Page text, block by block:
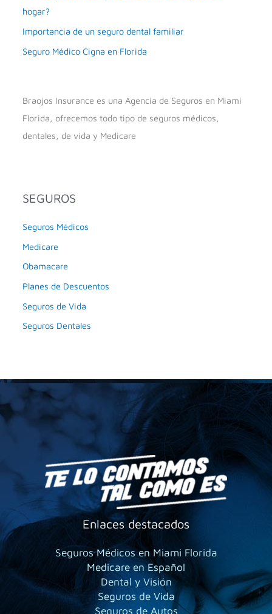
hogar?
Importancia de un seguro dental familiar
Seguro Médico Cigna en Florida
Braojos Insurance es una Agencia de Seguros en Miami
Florida, ofrecemos todo tipo de seguros médicos,
dentales, de vida y Medicare
SEGUROS
Seguros Médicos
Medicare
Obamacare
Planes de Descuentos
Seguros de Vida
Seguros Dentales
Enlaces destacados
Seguros Médicos en Miami Florida
Medicare en Español
Dental y Visión
Seguros de Vida
Seguros de Autos